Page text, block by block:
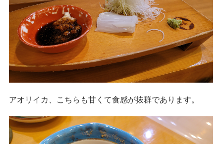
アオリイカ、こちらも甘くて食感が抜群であります。